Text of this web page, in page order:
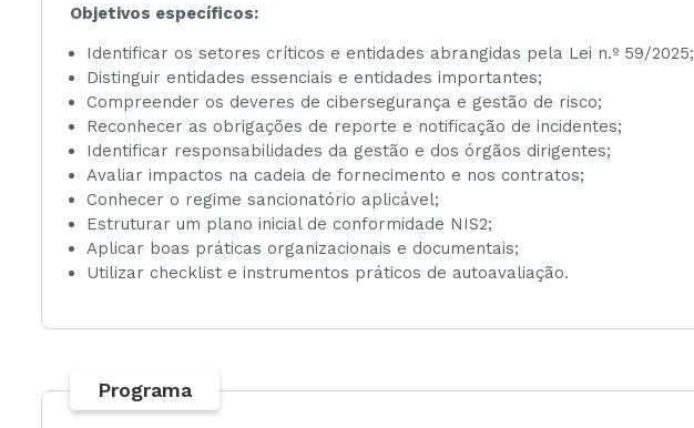
Objetivos específicos:
Identificar os setores críticos e entidades abrangidas pela Lei n.º 59/2025;
Distinguir entidades essenciais e entidades importantes;
Compreender os deveres de cibersegurança e gestão de risco;
Reconhecer as obrigações de reporte e notificação de incidentes;
Identificar responsabilidades da gestão e dos órgãos dirigentes;
Avaliar impactos na cadeia de fornecimento e nos contratos;
Conhecer o regime sancionatório aplicável;
Estruturar um plano inicial de conformidade NIS2;
Aplicar boas práticas organizacionais e documentais;
Utilizar checklist e instrumentos práticos de autoavaliação.
Programa